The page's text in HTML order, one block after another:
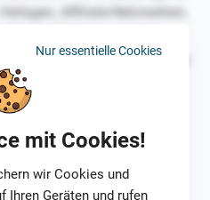
Affiliate-Netzwerken,
Nur essentielle Cookies
mit Cookies!
wir Cookies und
Ihren Geräten und rufen